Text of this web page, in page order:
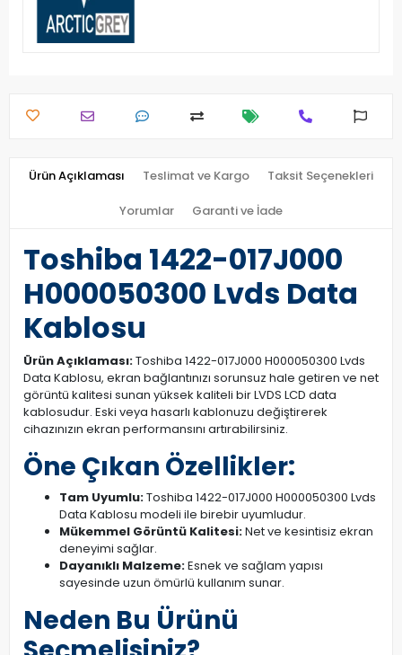
Ürün Açıklaması Teslimat ve Kargo Taksit Seçenekleri
Yorumlar Garanti ve İade
Toshiba 1422-017J000
H000050300 Lvds Data
Kablosu
Ürün Açıklaması:Toshiba 1422-017J000 H000050300 Lvds
Data Kablosu, ekran bağlantınızı sorunsuz hale getiren ve net
görüntü kalitesi sunan yüksek kaliteli bir LVDS LCD data
kablosudur. Eski veya hasarlı kablonuzu değiştirerek
cihazınızın ekran performansını artırabilirsiniz.
Öne Çıkan Özellikler:
Tam Uyumlu:Toshiba 1422-017J000 H000050300 Lvds
Data Kablosu modeli ile birebir uyumludur.
Mükemmel Görüntü Kalitesi:Net ve kesintisiz ekran
deneyimi sağlar.
Dayanıklı Malzeme:Esnek ve sağlam yapısı
sayesinde uzun ömürlü kullanım sunar.
Neden Bu Ürünü